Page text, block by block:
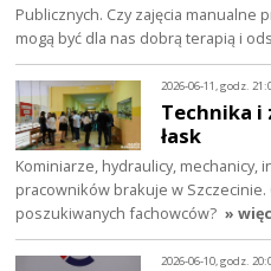
Publicznych. Czy zajęcia manualne
mogą być dla nas dobrą terapią i
2026-06-11, godz.
Technika i
łask
Kominiarze, hydraulicy, mechanicy,
pracowników brakuje w Szczecinie.
poszukiwanych fachowców? »
2026-06-10, godz.